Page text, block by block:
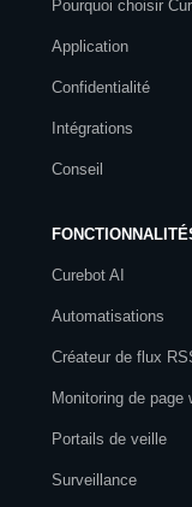
Pourquoi choisir
Application
Confidentialité
Intégrations
Conseil
Curebot AI
Automatisations
Créateur de flux
Monitoring de page
Portails de veille
Surveillance